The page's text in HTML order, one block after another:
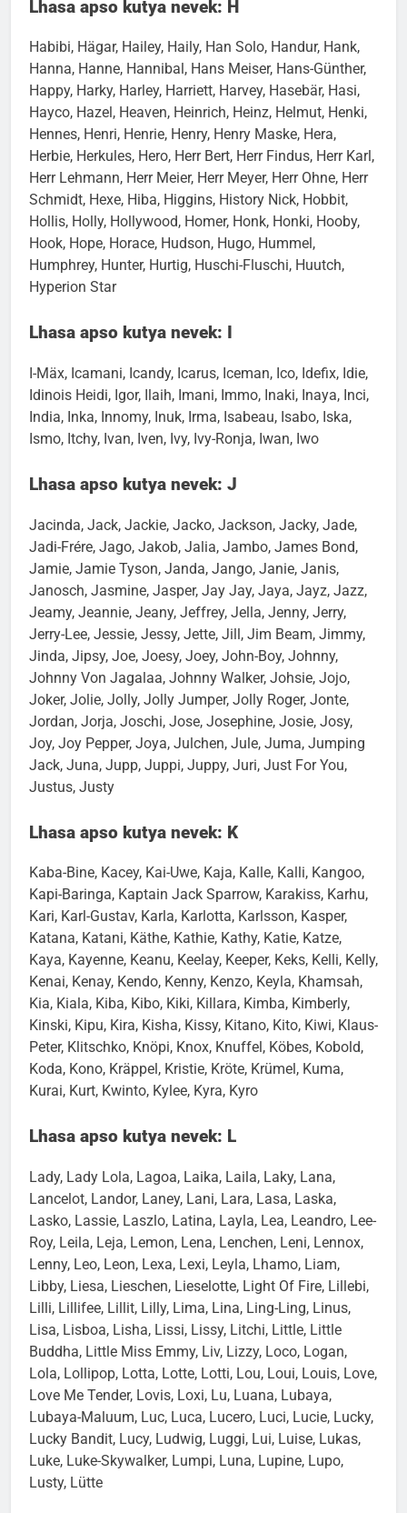
Lhasa apso kutya nevek: H
Habibi, Hägar, Hailey, Haily, Han Solo, Handur, Hank,
Hanna, Hanne, Hannibal, Hans Meiser, Hans-Günther,
Happy, Harky, Harley, Harriett, Harvey, Hasebär, Hasi,
Hayco, Hazel, Heaven, Heinrich, Heinz, Helmut, Henki,
Hennes, Henri, Henrie, Henry, Henry Maske, Hera,
Herbie, Herkules, Hero, Herr Bert, Herr Findus, Herr Karl,
Herr Lehmann, Herr Meier, Herr Meyer, Herr Ohne, Herr
Schmidt, Hexe, Hiba, Higgins, History Nick, Hobbit,
Hollis, Holly, Hollywood, Homer, Honk, Honki, Hooby,
Hook, Hope, Horace, Hudson, Hugo, Hummel,
Humphrey, Hunter, Hurtig, Huschi-Fluschi, Huutch,
I-Mäx, Icamani, Icandy, Icarus, Iceman, Ico, Idefix, Idie,
Idinois Heidi, Igor, Ilaih, Imani, Immo, Inaki, Inaya, Inci,
India, Inka, Innomy, Inuk, Irma, Isabeau, Isabo, Iska,
Jacinda, Jack, Jackie, Jacko, Jackson, Jacky, Jade,
Jadi-Frére, Jago, Jakob, Jalia, Jambo, James Bond,
Jamie, Jamie Tyson, Janda, Jango, Janie, Janis,
Janosch, Jasmine, Jasper, Jay Jay, Jaya, Jayz, Jazz,
Jeamy, Jeannie, Jeany, Jeffrey, Jella, Jenny, Jerry,
Jerry-Lee, Jessie, Jessy, Jette, Jill, Jim Beam, Jimmy,
Jinda, Jipsy, Joe, Joesy, Joey, John-Boy, Johnny,
Johnny Von Jagalaa, Johnny Walker, Johsie, Jojo,
Joker, Jolie, Jolly, Jolly Jumper, Jolly Roger, Jonte,
Jordan, Jorja, Joschi, Jose, Josephine, Josie, Josy,
Joy, Joy Pepper, Joya, Julchen, Jule, Juma, Jumping
Jack, Juna, Jupp, Juppi, Juppy, Juri, Just For You,
Kaba-Bine, Kacey, Kai-Uwe, Kaja, Kalle, Kalli, Kangoo,
Kapi-Baringa, Kaptain Jack Sparrow, Karakiss, Karhu,
Kari, Karl-Gustav, Karla, Karlotta, Karlsson, Kasper,
Katana, Katani, Käthe, Kathie, Kathy, Katie, Katze,
Kaya, Kayenne, Keanu, Keelay, Keeper, Keks, Kelli, Kelly,
Kenai, Kenay, Kendo, Kenny, Kenzo, Keyla, Khamsah,
Kia, Kiala, Kiba, Kibo, Kiki, Killara, Kimba, Kimberly,
Kinski, Kipu, Kira, Kisha, Kissy, Kitano, Kito, Kiwi, Klaus-
Peter, Klitschko, Knöpi, Knox, Knuffel, Köbes, Kobold,
Koda, Kono, Kräppel, Kristie, Kröte, Krümel, Kuma,
Lady, Lady Lola, Lagoa, Laika, Laila, Laky, Lana,
Lancelot, Landor, Laney, Lani, Lara, Lasa, Laska,
Lasko, Lassie, Laszlo, Latina, Layla, Lea, Leandro, Lee-
Roy, Leila, Leja, Lemon, Lena, Lenchen, Leni, Lennox,
Lenny, Leo, Leon, Lexa, Lexi, Leyla, Lhamo, Liam,
Libby, Liesa, Lieschen, Lieselotte, Light Of Fire, Lillebi,
Lilli, Lillifee, Lillit, Lilly, Lima, Lina, Ling-Ling, Linus,
Lisa, Lisboa, Lisha, Lissi, Lissy, Litchi, Little, Little
Buddha, Little Miss Emmy, Liv, Lizzy, Loco, Logan,
Lola, Lollipop, Lotta, Lotte, Lotti, Lou, Loui, Louis, Love,
Love Me Tender, Lovis, Loxi, Lu, Luana, Lubaya,
Lubaya-Maluum, Luc, Luca, Lucero, Luci, Lucie, Lucky,
Lucky Bandit, Lucy, Ludwig, Luggi, Lui, Luise, Lukas,
Luke, Luke-Skywalker, Lumpi, Luna, Lupine, Lupo,